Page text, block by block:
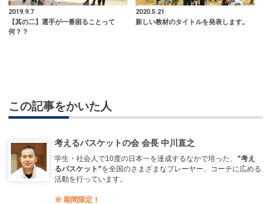
2019.9.7
【其の二】選手が一番困ることって
何？？
2020.5.21
新しい教材のタイトルを発表します。
この記事をかいた人
考えるバスケットの会 会長 中川直之
学生・社会人で10度の日本一を達成するなかで培った、 ”考え
るバスケット”を全国のさまざまなプレーヤー、コーチに広める
活動を行っています。
※ 期間限定！